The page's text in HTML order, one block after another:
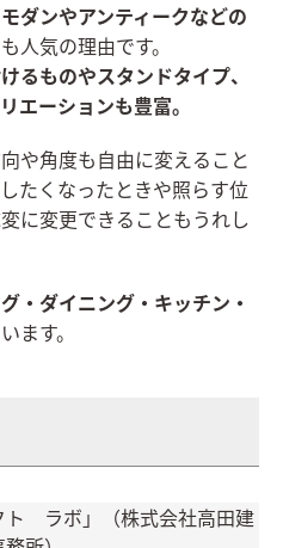
ダンやアンティークなどの
人気の理由です。
るものやスタンドタイプ、
エーションも豊富。
や角度も自由に変えること
たくなったときや照らす位
に変更できることもうれし
グ・ダイニング・キッチン・
ます。